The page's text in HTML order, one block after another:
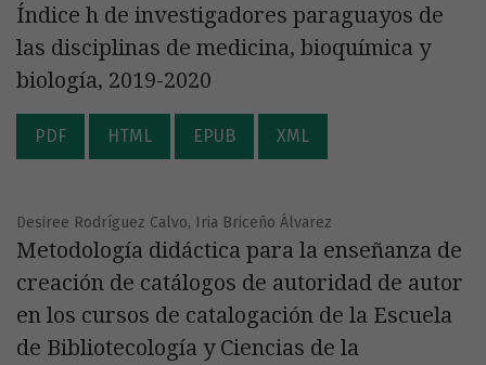
Índice h de investigadores paraguayos de
las disciplinas de medicina, bioquímica y
biología, 2019-2020
PDF HTML EPUB XML
Desiree Rodríguez Calvo, Iria Briceño Álvarez
Metodología didáctica para la enseñanza de
creación de catálogos de autoridad de autor
en los cursos de catalogación de la Escuela
de Bibliotecología y Ciencias de la